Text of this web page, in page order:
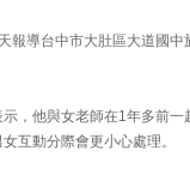
報導台中市大肚區大道國
，他與女老師在1年多前
互動分際會更小心處理。